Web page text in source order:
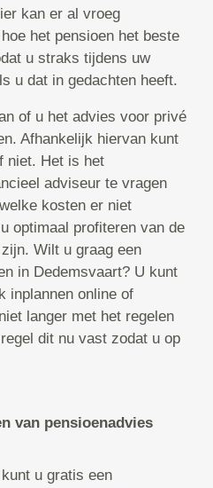
kan er al vroeg
het pensioen het beste
u straks tijdens uw
u dat in gedachten heeft.
of u het advies voor privé
Afhankelijk hiervan kunt
niet. Het is het
adviseur te vragen
kosten er niet
optimaal profiteren van de
Wilt u graag een
in Dedemsvaart? U kunt
inplannen online of
langer met het regelen
dit nu vast zodat u op
van pensioenadvies
u gratis een